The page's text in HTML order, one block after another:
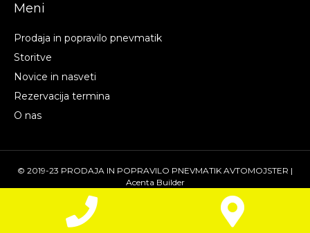
Meni
Prodaja in popravilo pnevmatik
Storitve
Novice in nasveti
Rezervacija termina
O nas
© 2019-23 PRODAJA IN POPRAVILO PNEVMATIK AVTOMOJSTER |
Acenta Builder